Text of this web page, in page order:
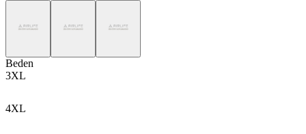
Beden
3XL
4XL